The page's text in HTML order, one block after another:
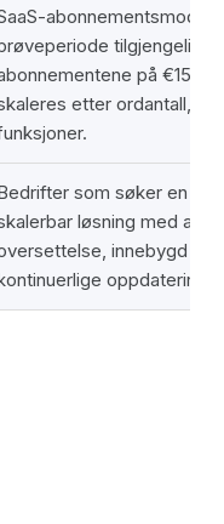
abonnementsmodell.
tilgjengelig,
på €15/
etter ordantall,
som søker en
løsning med
innebygd